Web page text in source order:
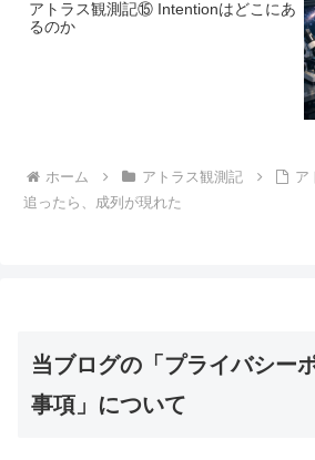
アトラス観測記⑮ Intentionはどこにあ
るのか
ホーム アトラス観測記
ア
追ったら、成列が現れた
当ブログの「プライバシー
事項」について